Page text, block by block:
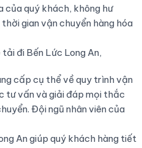
của quý khách, không hư
gian vận chuyển hàng hóa
đi Bến Lức Long An,
cấp cụ thể về quy trình vận
tư vấn và giải đáp mọi thắc
Đội ngũ nhân viên của
An giúp quý khách hàng tiết